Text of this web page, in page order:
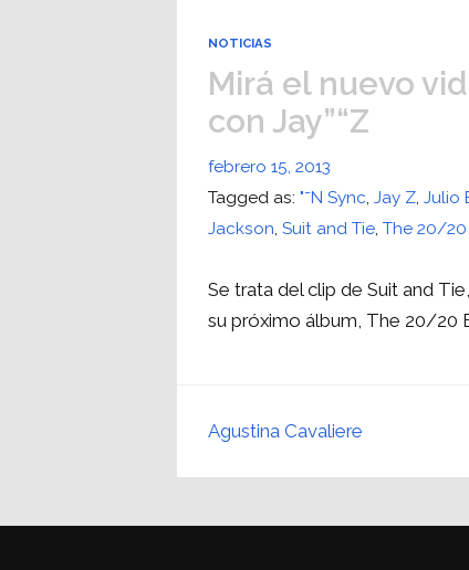
NOTICIAS
Mirá el nuevo
con Jay”“Z
febrero 15, 2013
Tagged as:"˜N Sync,Jay Z,Julio
Jackson,Suit and Tie,The 20/
Se trata del clip de Suit and
su próximo álbum, The 20/20
Agustina Cavaliere